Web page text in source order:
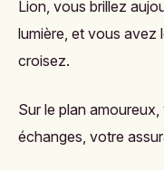
Lion, vous brillez
lumière, et vous avez
croisez.
Sur le plan
échanges, votre